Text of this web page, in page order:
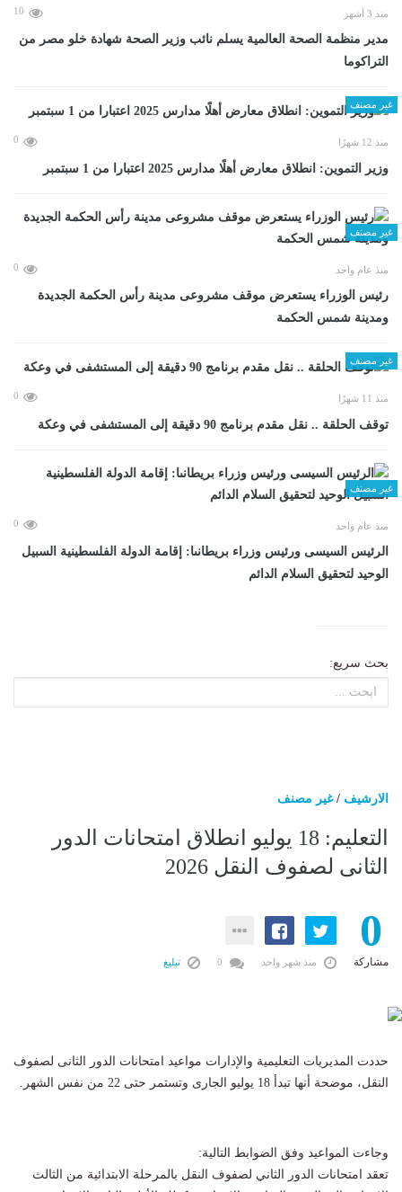
منذ 3 أشهر 10
مدير منظمة الصحة العالمية يسلم نائب وزير الصحة شهادة خلو مصر من
التراكوما
غير مصنف
منذ 12 شهرًا 0
وزير التموين: انطلاق معارض أهلًا مدارس 2025 اعتبارا من 1 سبتمبر
غير مصنف
منذ عام واحد 0
رئيس الوزراء يستعرض موقف مشروعى مدينة رأس الحكمة الجديدة
ومدينة شمس الحكمة
غير مصنف
منذ 11 شهرًا 0
توقف الحلقة .. نقل مقدم برنامج 90 دقيقة إلى المستشفى في وعكة
غير مصنف
منذ عام واحد 0
الرئيس السيسى ورئيس وزراء بريطانىا: إقامة الدولة الفلسطينية السبيل
الوحيد لتحقيق السلام الدائم
بحث سريع:
الارشيف /غير مصنف
التعليم: 18 يوليو انطلاق امتحانات الدور
الثانى لصفوف النقل 2026
0
مشاركة منذ شهر واحد تبليغ
حددت المديريات التعليمية والإدارات مواعيد امتحانات الدور الثانى لصفوف
النقل، موضحة أنها تبدأ 18 يوليو الجارى وتستمر حتى 22 من نفس الشهر.
وجاءت المواعيد وفق الضوابط التالية:
تعقد امتحانات الدور الثاني لصفوف النقل بالمرحلة الابتدائية من الثالث